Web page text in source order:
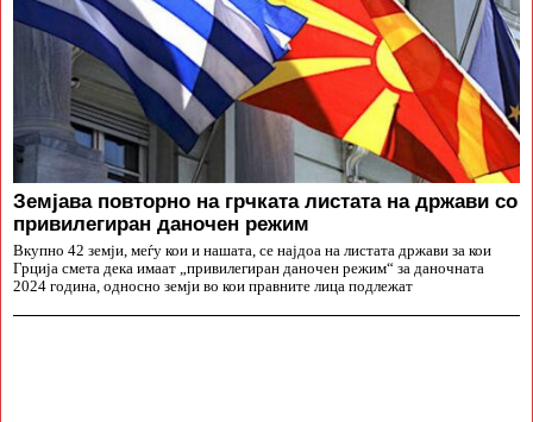
Земјава повторно на грчката листата на држави со
привилегиран даночен режим
Вкупно 42 земји, меѓу кои и нашата, се најдоа на листата држави за кои
Грција смета дека имаат „привилегиран даночен режим“ за даночната
2024 година, односно земји во кои правните лица подлежат